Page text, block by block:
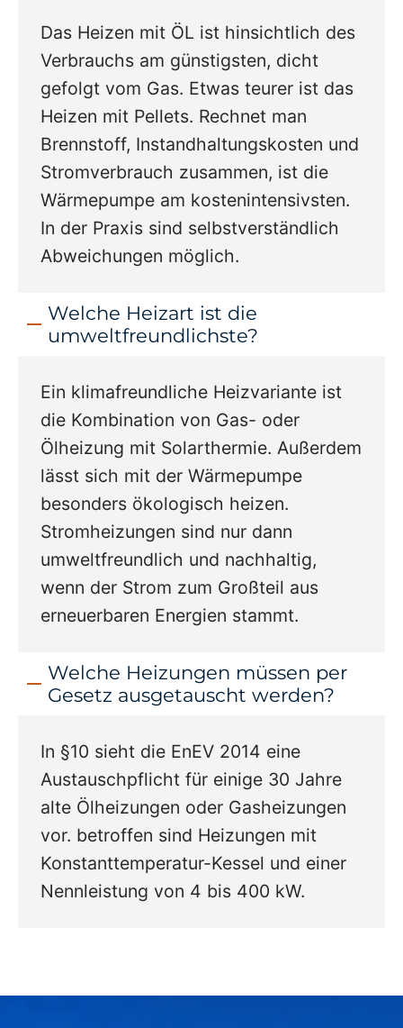
Das Heizen mit ÖL ist hinsichtlich des
Verbrauchs am günstigsten, dicht
gefolgt vom Gas. Etwas teurer ist das
Heizen mit Pellets. Rechnet man
Brennstoff, Instandhaltungskosten und
Stromverbrauch zusammen, ist die
Wärmepumpe am kostenintensivsten.
In der Praxis sind selbstverständlich
Abweichungen möglich.
Welche Heizart ist die
umweltfreundlichste?
Ein klimafreundliche Heizvariante ist
die Kombination von Gas- oder
Ölheizung mit Solarthermie. Außerdem
lässt sich mit der Wärmepumpe
besonders ökologisch heizen.
Stromheizungen sind nur dann
umweltfreundlich und nachhaltig,
wenn der Strom zum Großteil aus
erneuerbaren Energien stammt.
Welche Heizungen müssen per
Gesetz ausgetauscht werden?
In §10 sieht die EnEV 2014 eine
Austauschpflicht für einige 30 Jahre
alte Ölheizungen oder Gasheizungen
vor. betroffen sind Heizungen mit
Konstanttemperatur-Kessel und einer
Nennleistung von 4 bis 400 kW.